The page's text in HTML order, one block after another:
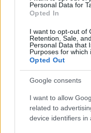
Personal Data for
Opted In
I want to opt-out of
Retention, Sale,
Personal Data that
Purposes for which
Opted Out
Google consents
I want to allow
related to
device identifiers in
I fjor logget han
– Det meste går på
økt i uka. Så mer av
sier Gløgård Stensrud.
Det store målet er